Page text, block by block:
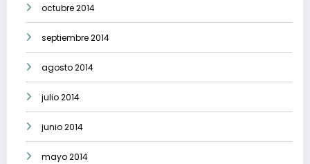
octubre 2014
septiembre 2014
agosto 2014
julio 2014
junio 2014
mayo 2014